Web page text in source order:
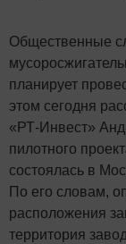
Общественные
планирует
этом сегодня
«РТ-Инвест»
пилотного
состоялась в
По его словам,
расположения
территория